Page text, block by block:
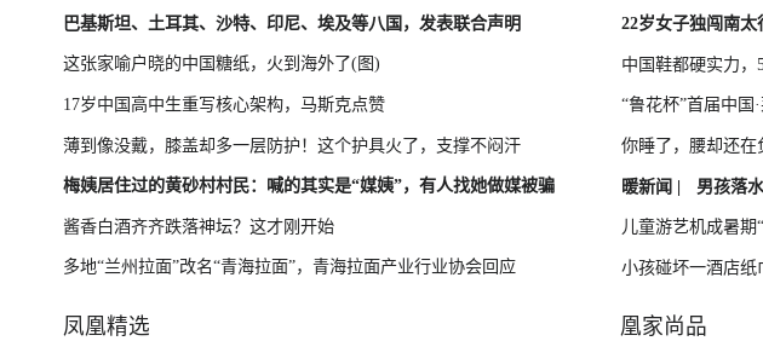
巴基斯坦、土耳其、沙特、印尼、埃及等八国，发表联合声明
这张家喻户晓的中国糖纸，火到海外了(图)
17岁中国高中生重写核心架构，马斯克点赞
薄到像没戴，膝盖却多一层防护！这个护具火了，支撑不闷汗
梅姨居住过的黄砂村村民：喊的其实是“媒姨”，有人找她做媒被骗
酱香白酒齐齐跌落神坛？这才刚开始
多地“兰州拉面”改名“青海拉面”，青海拉面产业行业协会回应
22岁女子独闯南
中国鞋都硬实力
“鲁花杯”首届中国
你睡了，腰却还在
暖新闻 | 男孩落
儿童游艺机成暑期
小孩碰坏一酒店纸
凤凰精选 凰家尚品